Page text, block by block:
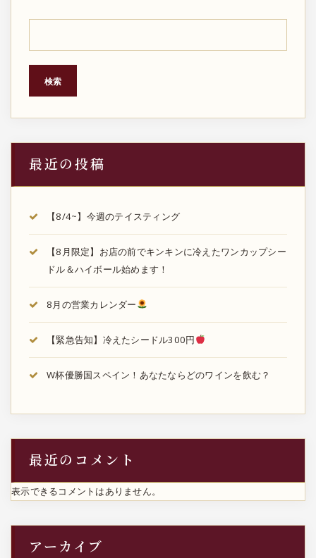
検索
最近の投稿
【8/4~】今週のテイスティング
【8月限定】お店の前でキンキンに冷えたワンカップシー
ドル＆ハイボール始めます！
8月の営業カレンダー
【緊急告知】冷えたシードル300円
W杯優勝国スペイン！あなたならどのワインを飲む？
最近のコメント
表示できるコメントはありません。
アーカイブ